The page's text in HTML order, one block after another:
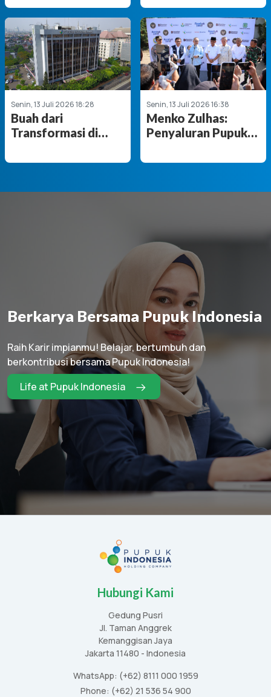
Melalui Kejurnas
Angkat Besi Youth
& Junior 2026
Perikanan di
Sulawesi Selatan
Senin, 13 Juli 2026 18:28
Buah dari
Transformasi di
Pupuk Indonesia
Rp8,51 Triliun di 6
Senin, 13 Juli 2026 16:38
Menko Zulhas:
Penyaluran Pupuk
Lancar
Berkarya Bersama Pupuk Indonesia
Raih Karir impianmu! Belajar, bertumbuh dan
berkontribusi bersama Pupuk Indonesia!
Life at Pupuk Indonesia
Hubungi Kami
Gedung Pusri
Jl. Taman Anggrek
Kemanggisan Jaya
Jakarta 11480 - Indonesia
WhatsApp: (+62) 8111 000 1959
Phone: (+62) 21 536 54 900